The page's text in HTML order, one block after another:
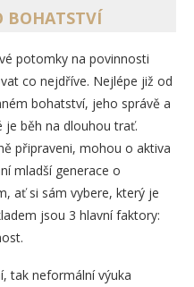
BOHATSTVÍ
potomky na povinnosti
co nejdříve. Nejlépe již od
bohatství, jeho správě a
běh na dlouhou trať.
připraveni, mohou o aktiva
mladší generace o
ať si sám vybere, který je
jsou 3 hlavní faktory:
tak neformální výuka